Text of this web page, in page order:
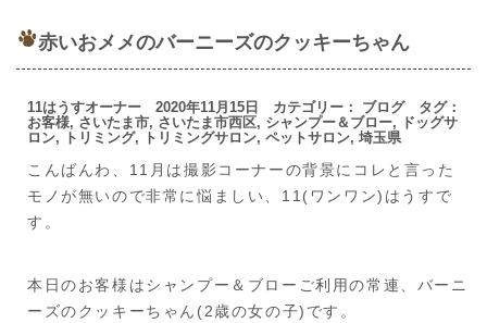
赤いおメメのバーニーズのクッキーちゃん
11はうすオーナー 2020年11月15日 カテゴリー： ブログタグ：
お客様, さいたま市, さいたま市西区, シャンプー＆ブロー,
ドッグサ
ロン, トリミング, トリミングサロン, ペットサロン, 埼玉県
こんばんわ、11月は撮影コーナーの背景にコレと言った
モノが無いので非常に悩ましい、11(ワンワン)はうすで
す。
本日のお客様はシャンプー＆ブローご利用の常連、バーニ
ーズのクッキーちゃん(2歳の女の子)です。